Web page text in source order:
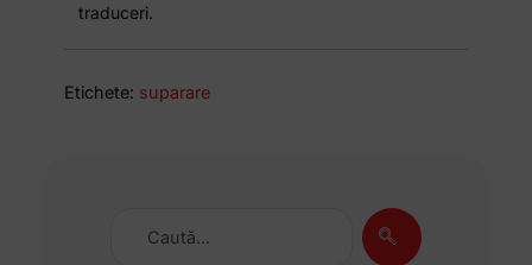
traduceri.
Etichete: suparare